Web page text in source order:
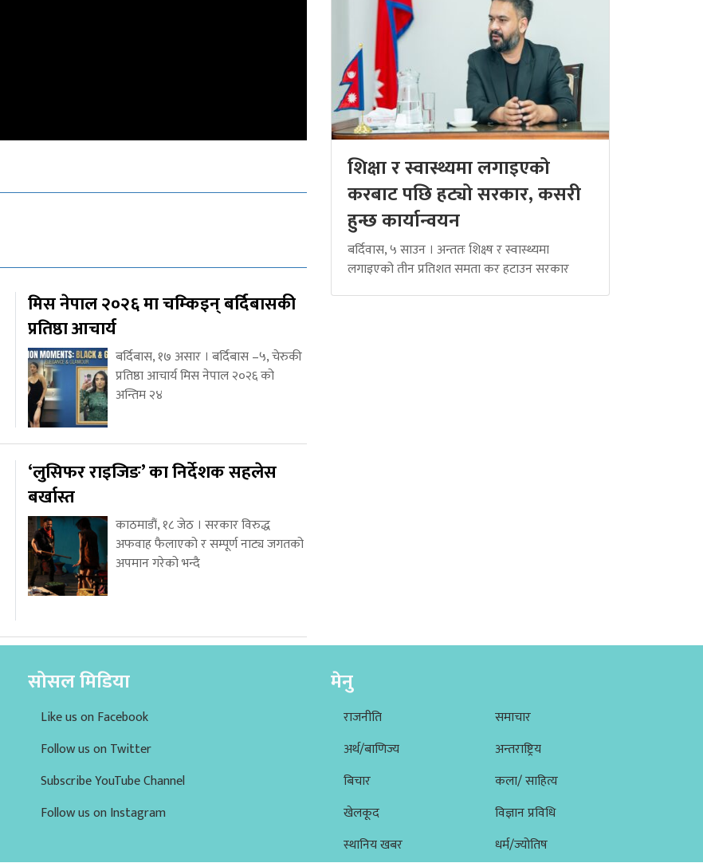
मिस नेपाल २०२६ मा चम्किइन् बर्दिबासकी
प्रतिष्ठा आचार्य
बर्दिबास, १७ असार । बर्दिबास –५, चेरुकी
प्रतिष्ठा आचार्य मिस नेपाल २०२६ को
अन्तिम २४
‘लुसिफर राइजिङ’ का निर्देशक सहलेस
बर्खास्त
काठमाडौं, १८ जेठ । सरकार विरुद्ध
अफवाह फैलाएको र सम्पूर्ण नाट्य जगतको
अपमान गरेको भन्दै
शिक्षा र स्वास्थ्यमा लगाइएको
करबाट पछि हट्यो सरकार, कसरी
हुन्छ कार्यान्वयन
बर्दिवास, ५ साउन । अन्ततः शिक्ष्ष र स्वास्थ्यमा
लगाइएको तीन प्रतिशत समता कर हटाउन सरकार
सोसल मिडिया
Like us on Facebook
Follow us on Twitter
Subscribe YouTube Channel
Follow us on Instagram
मेनु
राजनीति
अर्थ/बाणिज्य
बिचार
खेलकूद
स्थानिय खबर
समाचार
अन्तराष्ट्रिय
कला/ साहित्य
विज्ञान प्रविधि
धर्म/ज्योतिष